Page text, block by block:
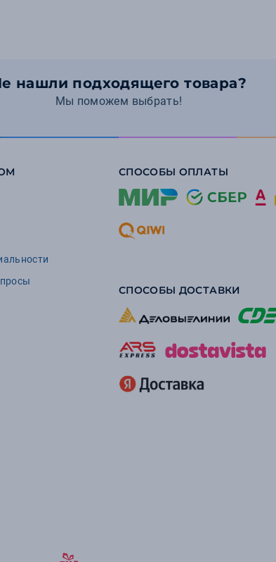
нашли подходящего товара?
Мы поможем выбрать!
СПОСОБЫ ОПЛАТЫ
СПОСОБЫ ДОСТАВКИ